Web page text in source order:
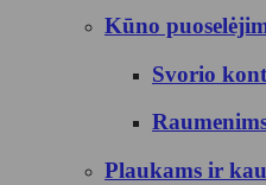
Kūno
Svorio
Plaukams ir